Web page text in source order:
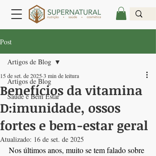
Post
Artigos de Blog
Saúde e Bem Estar
Artigos de Blog
Benefícios da vitamina
D:imunidade, ossos
fortes e bem-estar geral
15 de set. de 20253 min de leitura
Atualizado: 16 de set. de 2025
Nos últimos anos, muito se tem falado sobre